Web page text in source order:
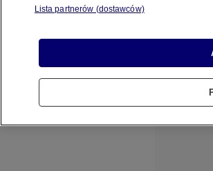
roku dziesięciokrotnie -
brytyjskiej stacji BBC, powołując
indyjskiego, kontrolowanego
Lista partnerów (dostawców)